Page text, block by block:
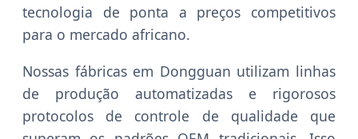
tecnologia de ponta a preços competitivos
para o mercado africano.
Nossas fábricas em Dongguan utilizam linhas
de produção automatizadas e rigorosos
protocolos de controle de qualidade que